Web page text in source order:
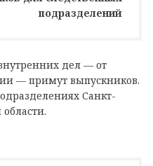
подразделений
дел — от
— примут выпускников.
Санкт-